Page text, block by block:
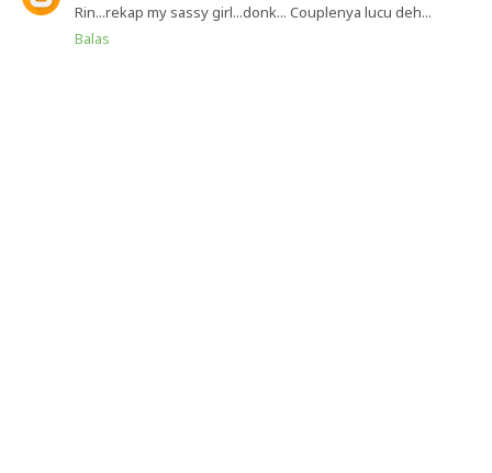
Rin...rekap my sassy girl...donk... Couplenya lucu deh...
Balas